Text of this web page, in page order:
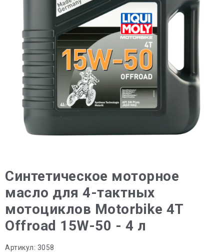
Синтетическое моторное
масло для 4-тактных
мотоциклов Motorbike 4T
Offroad 15W-50 - 4 л
Артикул: 3058